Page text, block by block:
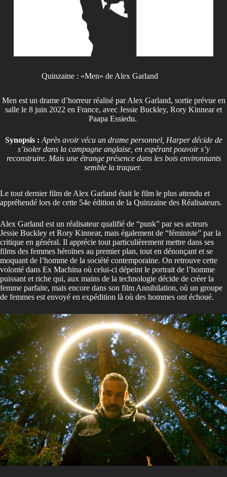
Quinzaine : «Men» de Alex Garland
Men est un drame d’horreur réalisé par Alex Garland, sortie prévue en
salle le 8 juin 2022 en France, avec Jessie Buckley, Rory Kinnear et
Paapa Essiedu.
Synopsis : Après avoir vécu un drame personnel, Harper décide de
s’isoler dans la campagne anglaise, en espérant pouvoir s’y
reconstruire. Mais une étrange présence dans les bois environnants
semble la traquer.
Le tout dernier film de Alex Garland était le film le plus attendu et
appréhendé lors de cette 54e édition de la Quinzaine des Réalisateurs.
Alex Garland est un réalisateur qualifié de “punk” par ses acteurs
Jessie Buckley et Rory Kinnear, mais également de “féministe” par la
critique en général. Il apprécie tout particulièrement mettre dans ses
films des femmes héroïnes au premier plan, tout en dénonçant et se
moquant de l’homme de la société contemporaine. On retrouve cette
volonté dans Ex Machina où celui-ci dépeint le portrait de l’homme
puissant et riche qui, aux mains de la technologie décide de créer la
femme parfaite, mais encore dans son film Annihilation, où un groupe
de femmes est envoyé en expédition là où des hommes ont échoué.